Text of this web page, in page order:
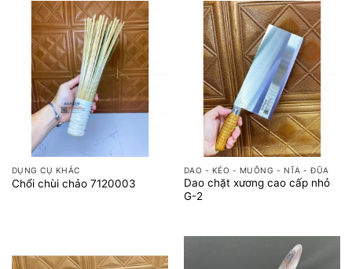
DỤNG CỤ KHÁC
Chổi chùi chảo 7120003
DAO - KÉO - MUỖNG - NĨA - ĐŨA
Dao chặt xương cao cấp nhỏ
G-2